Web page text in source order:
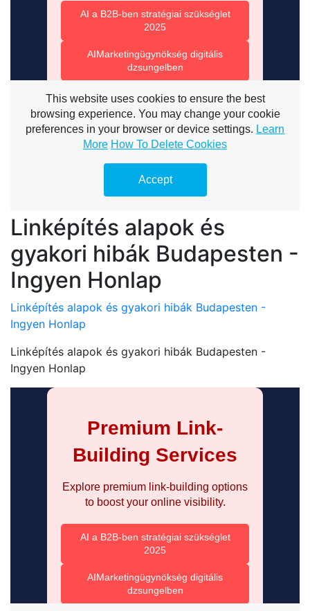
Linképítés alapok és
gyakori hibák Budapesten -
Ingyen Honlap
Linképítés alapok és gyakori hibák Budapesten -
Ingyen Honlap
Linképítés alapok és gyakori hibák Budapesten -
Ingyen Honlap